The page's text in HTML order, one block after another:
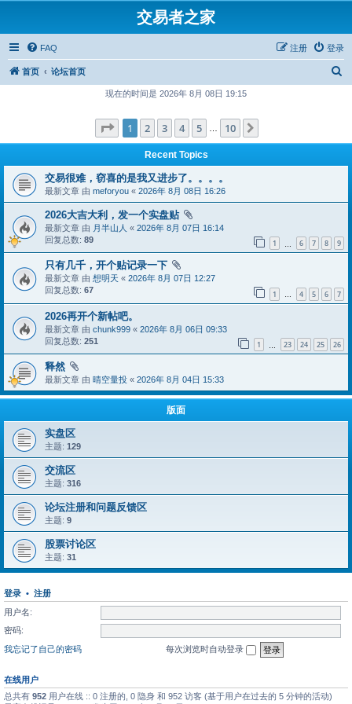
交易者之家
FAQ 登录
注册
首页 论坛首页
现在的时间是 2026年 8月 08日 19:15
分页：1 10
1 2 3 4 5 10
Recent Topics
交易很难，窃喜的是我又进步了。。。。
最新文章 由 meforyou « 2026年 8月 08日 16:26
2026大吉大利，发一个实盘贴
最新文章 由 月半山人 « 2026年 8月 07日 16:14
回复总数: 89 1 6 7 8 9
只有几千，开个贴记录一下
最新文章 由 想明天 « 2026年 8月 07日 12:27
回复总数: 67 1 … 4 5 6 7
2026再开个新帖吧。
最新文章 由 chunk999 « 2026年 8月 06日 09:33
回复总数: 251 1 23 24 25 26
释然
最新文章 由 晴空量投 « 2026年 8月 04日 15:33
版面
实盘区
主题: 129
交流区
主题: 316
论坛注册和问题反馈区
主题: 9
股票讨论区
主题: 31
登录 • 注册
用户名:
密码:
我忘记了自己的密码
每次浏览时自动登录
在线用户
总共有 952 用户在线 :: 0 注册的, 0 隐身 和 952 访客 (基于用户在过去的 5 分钟的活动)